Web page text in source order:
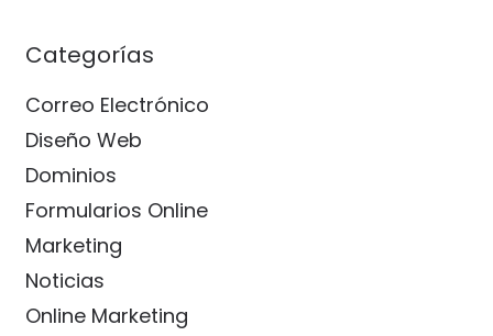
Categorías
Correo Electrónico
Diseño Web
Dominios
Formularios Online
Marketing
Noticias
Online Marketing